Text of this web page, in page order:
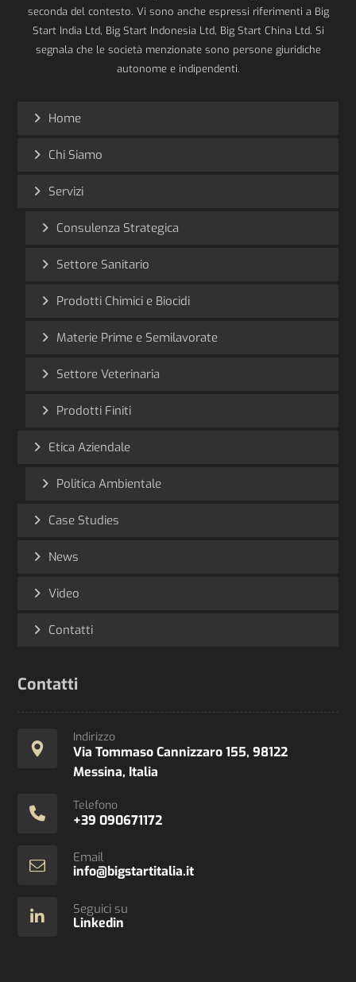
seconda del contesto. Vi sono anche espressi riferimenti a Big
Start India Ltd, Big Start Indonesia Ltd, Big Start China Ltd. Si
segnala che le società menzionate sono persone giuridiche
autonome e indipendenti.
Home
Chi Siamo
Servizi
Consulenza Strategica
Settore Sanitario
Prodotti Chimici e Biocidi
Materie Prime e Semilavorate
Settore Veterinaria
Prodotti Finiti
Etica Aziendale
Politica Ambientale
Case Studies
News
Video
Contatti
Contatti
Indirizzo
Via Tommaso Cannizzaro 155, 98122
Messina, Italia
Telefono
+39 090671172
Email
info@bigstartitalia.it
Seguici su
Linkedin